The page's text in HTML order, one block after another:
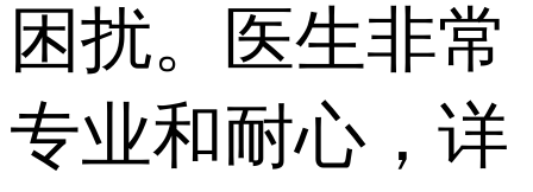
困扰。医生非常
专业和耐心，详